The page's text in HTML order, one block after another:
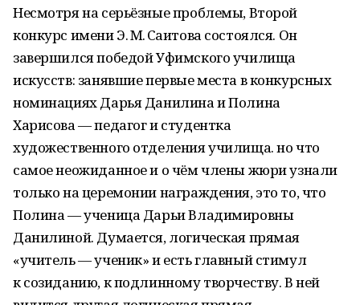
Несмотря на серьёзные проблемы, Второй
конкурс имени Э. М. Саитова состоялся. Он
завершился победой Уфимского училища
искусств: занявшие первые места в конкурсных
номинациях Дарья Данилина и Полина
Харисова — педагог и студентка
художественного отделения училища. но что
самое неожиданное и о чём члены жюри узнали
только на церемонии награждения, это то, что
Полина — ученица Дарьи Владимировны
Данилиной. Думается, логическая прямая
«учитель — ученик» и есть главный стимул
к созиданию, к подлинному творчеству. В ней